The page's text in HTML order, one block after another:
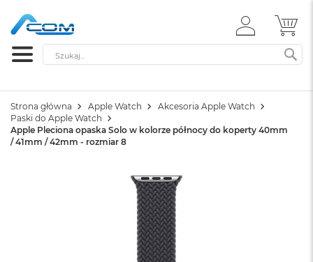
ZALOGUJ
SIĘ
Szukaj
Strona główna Apple Watch
Akcesoria Apple Watch
Paski do Apple Watch
Apple Pleciona opaska Solo w kolorze północy do koperty 40mm
/ 41mm / 42mm - rozmiar 8